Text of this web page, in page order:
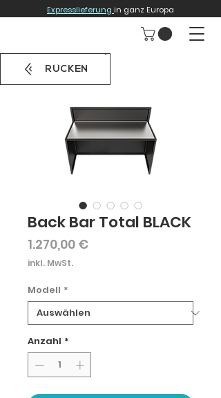
Expresslieferung in ganz Europa
Back Bar Total BLACK
1.270,00 €Preis
inkl. MwSt.
Modell *
Anzahl *
RÜCKEN